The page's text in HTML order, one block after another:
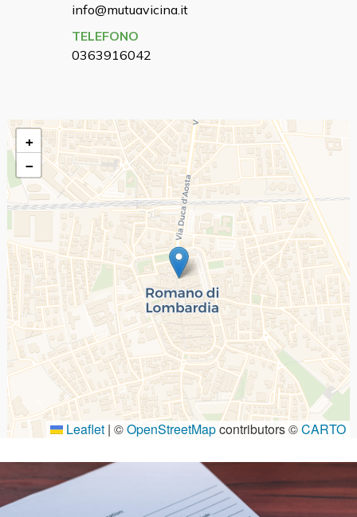
info@mutuavicina.it
TELEFONO
0363916042
+
−
Leaflet | ©OpenStreetMapcontributors ©CARTO